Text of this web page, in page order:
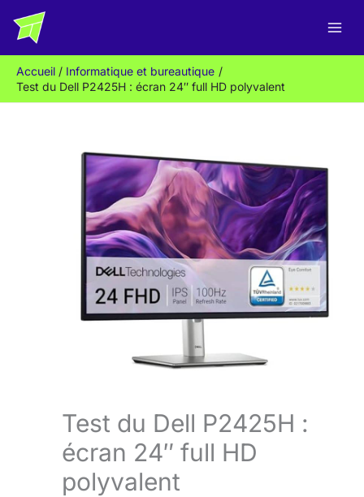
Accueil
Informatique et bureautique
Test du Dell P2425H : écran 24″ full HD polyvalent
Test du Dell P2425H :
écran 24″ full HD
polyvalent
e
c
h
e